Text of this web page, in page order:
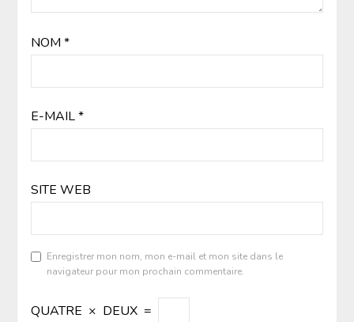
NOM *
E-MAIL*
SITE WEB
Enregistrer mon nom, mon e-mail et mon site dans le
navigateur pour mon prochain commentaire.
QUATRE × DEUX =